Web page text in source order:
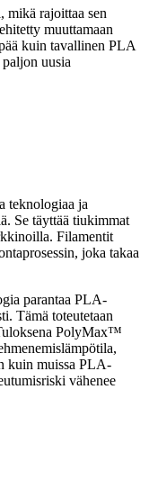
mikä rajoittaa sen
muuttamaan
kuin tavallinen PLA
uusia
teknologiaa ja
Se täyttää tiukimmat
Filamentit
joka takaa
parantaa PLA-
Tämä toteutetaan
PolyMax™
kuin muissa PLA-
vähenee